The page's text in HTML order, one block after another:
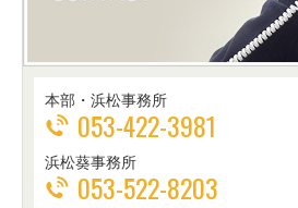
本部・浜松事務所
053-422-3981
浜松葵事務所
053-522-8203